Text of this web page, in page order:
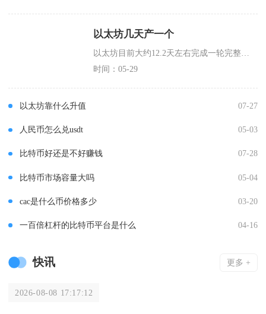
以太坊几天产一个
时间：05-29
以太坊靠什么升值 07-27
人民币怎么兑usdt 05-03
比特币好还是不好赚钱 07-28
比特币市场容量大吗 05-04
cac是什么币价格多少 03-20
一百倍杠杆的比特币平台是什么 04-16
快讯 更多 +
2026-08-08 17:17:12